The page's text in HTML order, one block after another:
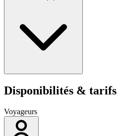
Wi-Fi
Chauffage
Couvertures
Canapé
Télévision à écran plat
SÉCURITÉ
Détecteur de fumée
Disponibilités & tarifs
Voyageurs